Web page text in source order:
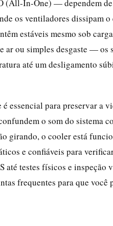
(All-In-One) — dependem de
os ventiladores dissipam o
estáveis mesmo sob
ou simples desgaste — os
até um desligamento
essencial para preservar a
o som do sistema
girando, o cooler está
e confiáveis para
até testes físicos e inspeção
frequentes para que você